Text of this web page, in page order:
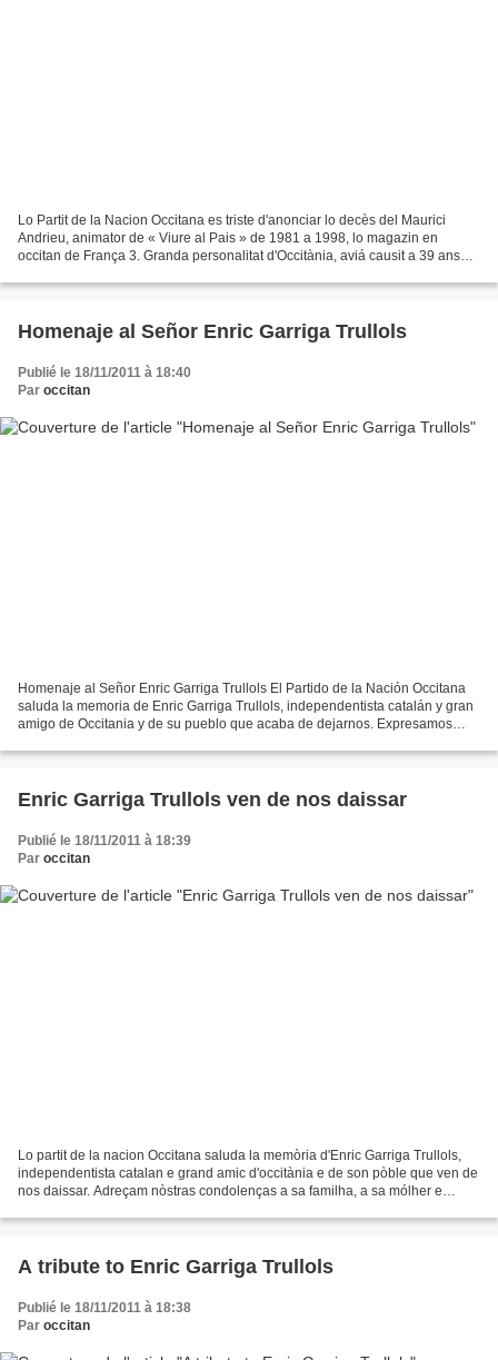
Lo Partit de la Nacion Occitana es triste d'anonciar lo decès del Maurici
Andrieu, animator de « Viure al Pais » de 1981 a 1998, lo magazin en
occitan de França 3. Granda personalitat d'Occitània, aviá causit a 39 ans
Homenaje al Señor Enric Garriga Trullols
Publié le 18/11/2011 à 18:40
Par occitan
Homenaje al Señor Enric Garriga Trullols El Partido de la Nación Occitana
saluda la memoria de Enric Garriga Trullols, independentista catalán y gran
amigo de Occitania y de su pueblo que acaba de dejarnos. Expresamos
Enric Garriga Trullols ven de nos daissar
Publié le 18/11/2011 à 18:39
Par occitan
Lo partit de la nacion Occitana saluda la memòria d'Enric Garriga Trullols,
independentista catalan e grand amic d'occitània e de son pòble que ven de
nos daissar. Adreçam nòstras condolenças a sa familha, a sa mólher e
A tribute to Enric Garriga Trullols
Publié le 18/11/2011 à 18:38
Par occitan